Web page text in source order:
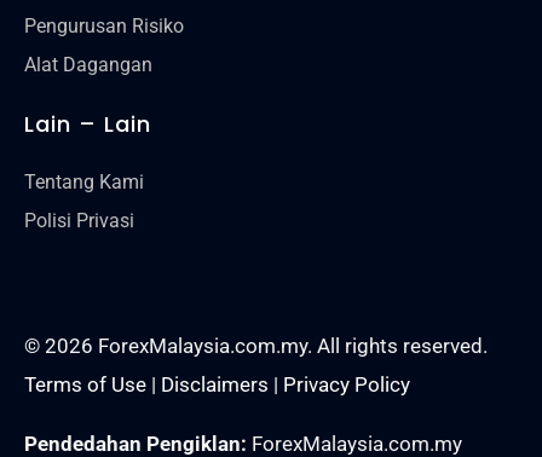
Pengurusan Risiko
Alat Dagangan
Lain – Lain
Tentang Kami
Polisi Privasi
© 2026 ForexMalaysia.com.my. All rights reserved.
Terms of Use| Disclaimers | Privacy Policy
Pendedahan Pengiklan: ForexMalaysia.com.my